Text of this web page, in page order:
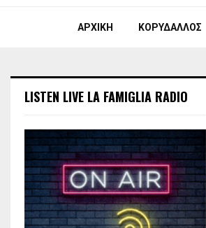
ΑΡΧΙΚΗ ΚΟΡΥΔΑΛΛΟΣ
LISTEN LIVE LA FAMIGLIA RADIO